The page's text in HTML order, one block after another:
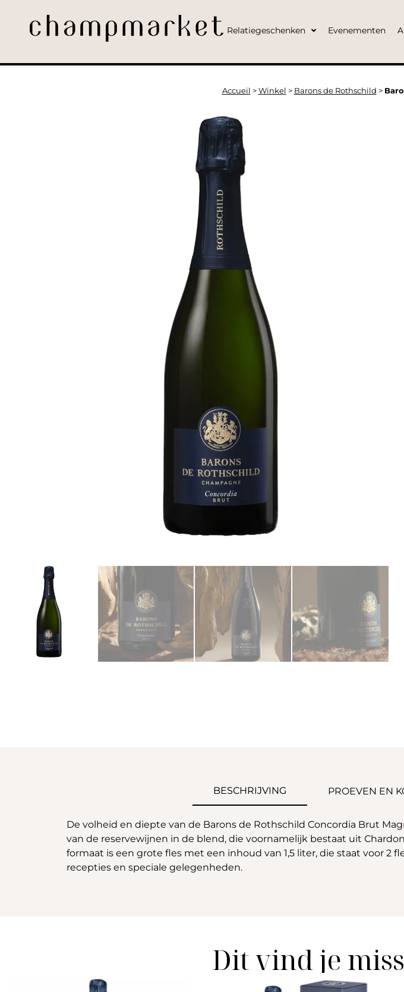
Relatiegeschenken Evenementen
Accueil > Winkel > Barons de Rothschild >
BESCHRIJVING PROEVEN EN
De volheid en diepte van de Barons de Rothschild Concordia Brut
van de reservewijnen in de blend, die voornamelijk bestaat uit
formaat is een grote fles met een inhoud van 1,5 liter, die staat voor 2
recepties en speciale gelegenheden.
Dit vind je